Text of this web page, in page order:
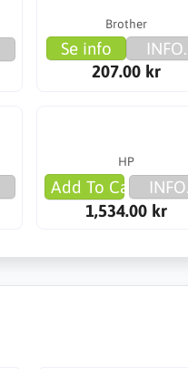
Brother
Se info
INFO.
207.00 kr
HP
Add To Cart
INFO.
1,534.00 kr